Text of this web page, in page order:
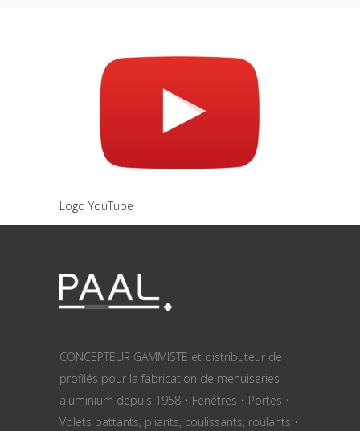
Logo YouTube
CONCEPTEUR GAMMISTE et distributeur de
profilés pour la fabrication de menuiseries
aluminium depuis 1958 • Fenêtres • Portes •
Volets battants, pliants, coulissants, roulants •